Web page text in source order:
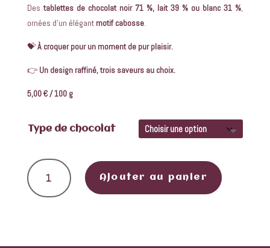
Destablettes de chocolat noir 71 %, lait 39 % ou blanc 31 %,
ornées d’un élégant motif cabosse.
💝À croquer pour un moment de pur plaisir.
👉 Un design raffiné, trois saveurs au choix.
5,00 € / 100 g
Type de chocolat
quantité de Tablette de chocolat
Ajouter au panier